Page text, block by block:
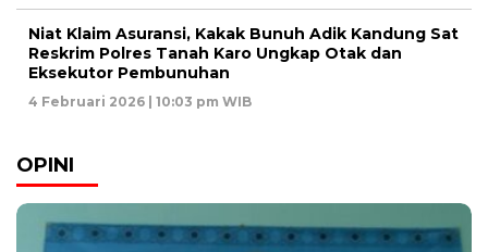
Niat Klaim Asuransi, Kakak Bunuh Adik Kandung Sat
Reskrim Polres Tanah Karo Ungkap Otak dan
Eksekutor Pembunuhan
4 Februari 2026 | 10:03 pm WIB
OPINI